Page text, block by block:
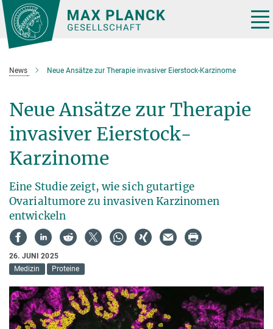
Hauptinhalt
News Neue Ansätze zur Therapie invasiver Eierstock-Karzinome
Neue Ansätze zur Therapie
invasiver Eierstock-
Karzinome
Eine Studie zeigt, wie sich gutartige
Ovarialtumore zu invasiven Karzinomen
entwickeln
26. JUNI 2025
Medizin
Proteine